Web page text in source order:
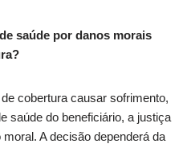
saúde por danos morais
cobertura causar sofrimento,
saúde do beneficiário, a justiça
A decisão dependerá da